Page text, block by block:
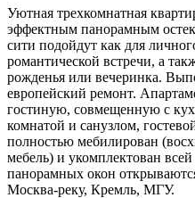
Уютная трехкомнатная
эффектным панорамным
сити подойдут как для
романтической встречи, а
рожденья или вечеринка.
европейский ремонт.
гостиную, совмещенную с
комнатой и санузлом,
полностью мебилирован
мебель) и укомплектован
панорамных окон
Москва-реку, Кремль, МГУ.